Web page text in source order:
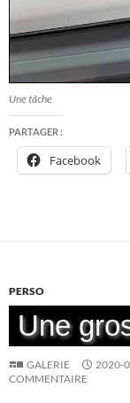
Une tâche
PARTAGER :
Facebook
PERSO
Une
GALERIE 2020-
COMMENTAIRE